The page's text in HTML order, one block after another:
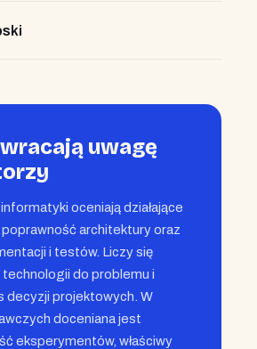
uwagę
oceniają działające
architektury oraz
i testów. Liczy się
do problemu i
decyzji projektowych. W
doceniana jest
eksperymentów, właściwy